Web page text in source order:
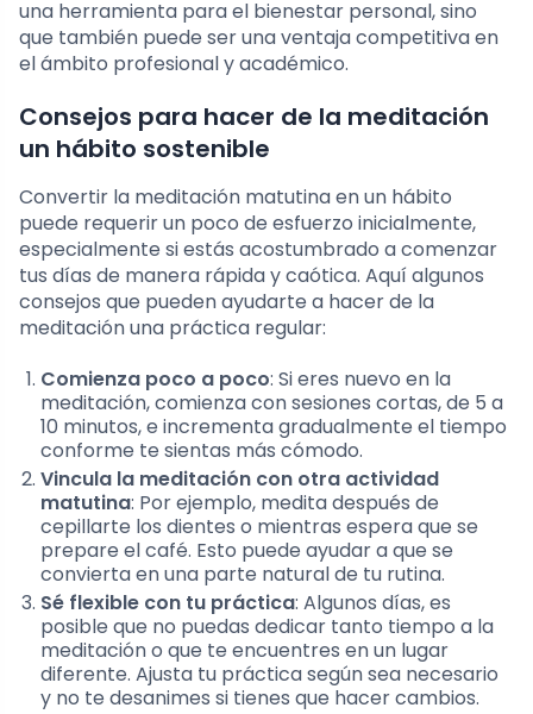
una herramienta para el bienestar personal, sino
que también puede ser una ventaja competitiva en
el ámbito profesional y académico.
Consejos para hacer de la meditación
un hábito sostenible
Convertir la meditación matutina en un hábito
puede requerir un poco de esfuerzo inicialmente,
especialmente si estás acostumbrado a comenzar
tus días de manera rápida y caótica. Aquí algunos
consejos que pueden ayudarte a hacer de la
meditación una práctica regular:
Comienza poco a poco: Si eres nuevo en la
meditación, comienza con sesiones cortas, de 5 a
10 minutos, e incrementa gradualmente el tiempo
conforme te sientas más cómodo.
Vincula la meditación con otra actividad
matutina: Por ejemplo, medita después de
cepillarte los dientes o mientras espera que se
prepare el café. Esto puede ayudar a que se
convierta en una parte natural de tu rutina.
Sé flexible con tu práctica: Algunos días, es
posible que no puedas dedicar tanto tiempo a la
meditación o que te encuentres en un lugar
diferente. Ajusta tu práctica según sea necesario
y no te desanimes si tienes que hacer cambios.